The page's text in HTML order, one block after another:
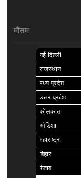
मौसम
नई दिल्ली
राजस्थान
मध्य प्रदेश
उत्तर प्रदेश
कोलकाता
ओडिशा
महाराष्ट्र
बिहार
पंजाब